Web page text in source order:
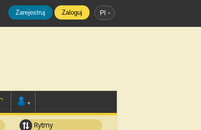
Zarejestruj Zaloguj Pl
+
Rytmy